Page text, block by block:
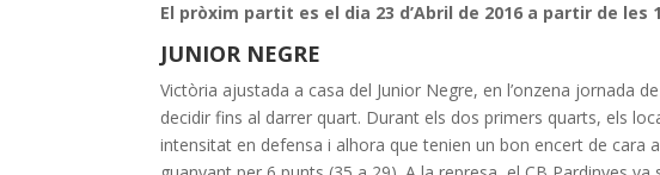
El pròxim partit es el dia 23 d’Abril de 2016 a partir de les
JUNIOR NEGRE
Victòria ajustada a casa del Junior Negre, en l’onzena jornada
decidir fins al darrer quart. Durant els dos primers quarts, els
intensitat en defensa i alhora que tenien un bon encert de cara